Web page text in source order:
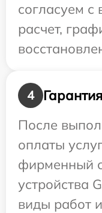
согласуем с
расчет,
4
Гарантия
После
оплаты
фирменный
устройства
виды работ